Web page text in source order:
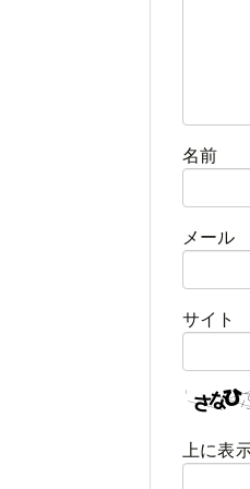
名前
メール
サイト
上に表